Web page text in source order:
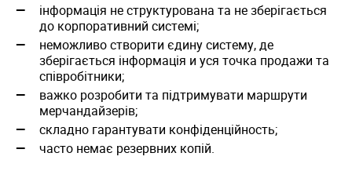
інформація не структурована та не зберігається
до корпоративний системі;
неможливо створити єдину систему, де
зберігається інформація и уся точка продажи та
співробітники;
важко розробити та підтримувати маршрути
мерчандайзерів;
складно гарантувати конфіденційность;
часто немає резервних копій.